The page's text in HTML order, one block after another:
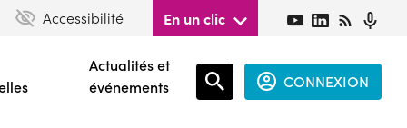
Accessibilité En un clic
Actualités et
événements
CONNEXION